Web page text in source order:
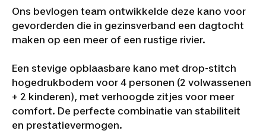
Ons bevlogen team ontwikkelde deze kano voor
gevorderden die in gezinsverband een dagtocht
maken op een meer of een rustige rivier.
Een stevige opblaasbare kano met drop-stitch
hogedrukbodem voor 4 personen (2 volwassenen
+ 2 kinderen), met verhoogde zitjes voor meer
comfort. De perfecte combinatie van stabiliteit
en prestatievermogen.